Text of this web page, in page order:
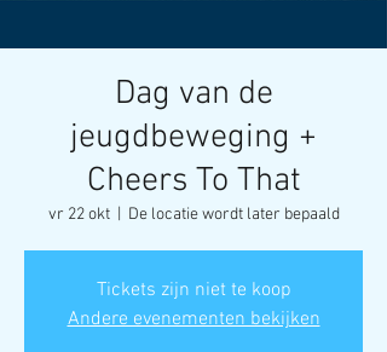
Dag van de
jeugdbeweging +
Cheers To That
vr 22 okt
  |
De locatie wordt later bepaald
Tickets zijn niet te koop
Andere evenementen bekijken